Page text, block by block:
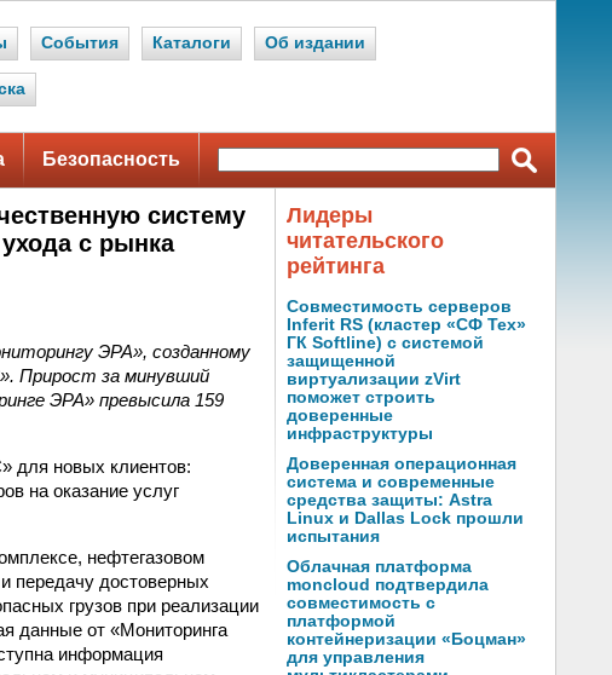
События Каталоги Об издании
Безопасность
систему
с рынка
ЭРА», созданному
Прирост за минувший
ЭРА» превысила 159
для новых клиентов:
на оказание услуг
нефтегазовом
передачу достоверных
грузов при реализации
данные от «Мониторинга
информация
Лидеры
читательского
рейтинга
Совместимость серверов
Inferit RS (кластер «СФ Тех»
ГК Softline) с системой
защищенной
виртуализации zVirt
поможет строить
доверенные
инфраструктуры
Доверенная операционная
система и современные
средства защиты: Astra
Linux и Dallas Lock прошли
испытания
Облачная платформа
moncloud подтвердила
совместимость с
платформой
контейнеризации «Боцман»
для управления